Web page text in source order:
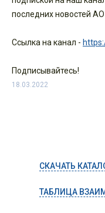
последних новостей
Ссылка на канал -
Подписывайтесь!
18.03.2022
СКАЧАТЬ
ТАБЛИЦА